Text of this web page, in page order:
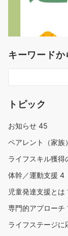
キーワード
トピック
お知らせ 45
ペアレント（家族
ライフスキル獲得
体幹／運動支援 4
児童発達支援とは
専門的アプローチ
ライフステージに